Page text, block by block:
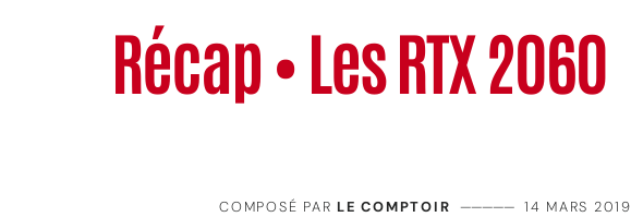
Récap • Les RTX 2060
COMPOSÉ PARLE COMPTOIR ————— 14 MARS 2019